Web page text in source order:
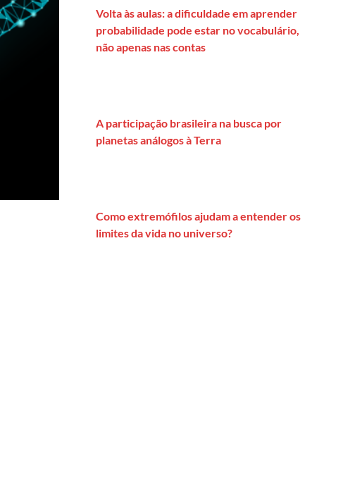
Volta às aulas: a dificuldade em aprender
probabilidade pode estar no vocabulário,
não apenas nas contas
A participação brasileira na busca por
planetas análogos à Terra
Como extremófilos ajudam a entender os
limites da vida no universo?